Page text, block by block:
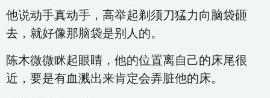
他说动手真动手，高举起剃须刀猛力向脑袋砸
去，就好像那脑袋是别人的。
陈木微微眯起眼睛，他的位置离自己的床尾很
近，要是有血溅出来肯定会弄脏他的床。